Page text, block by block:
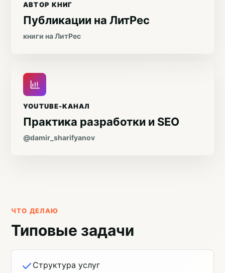
АВТОР КНИГ
Публикации на ЛитРес
книги на ЛитРес
YOUTUBE-КАНАЛ
Практика разработки и SEO
@damir_sharifyanov
ЧТО ДЕЛАЮ
Типовые задачи
Структура услуг